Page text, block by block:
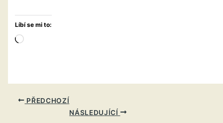
Líbí se mi to:
Načítání…
PŘEDCHOZÍ
NÁSLEDUJÍCÍ